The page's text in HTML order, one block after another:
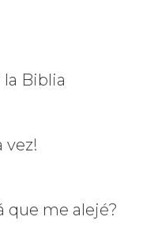
Biblia
vez!
que me alejé?